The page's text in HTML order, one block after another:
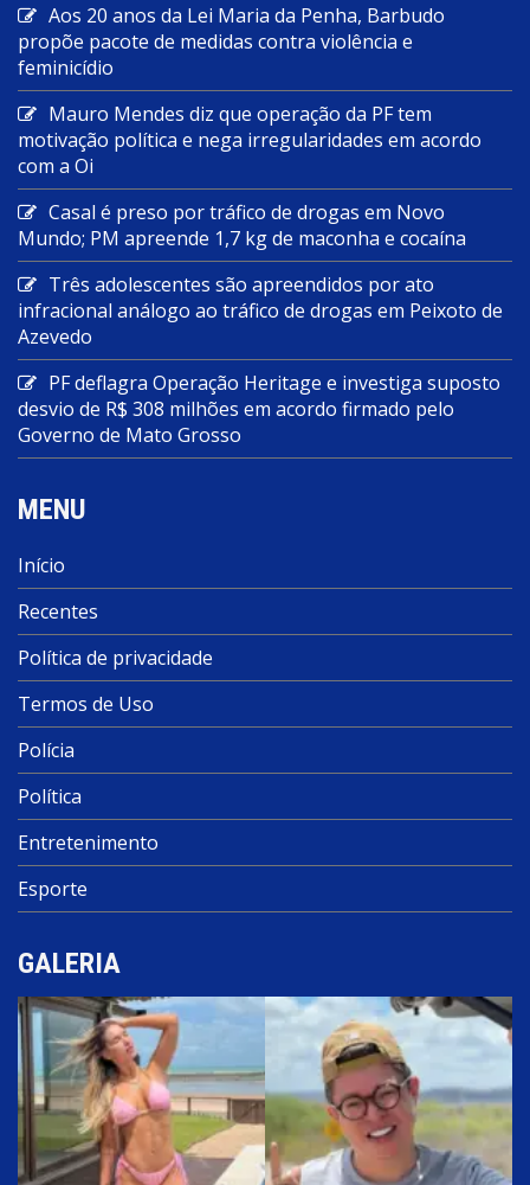
Aos 20 anos da Lei Maria da Penha, Barbudo
propõe pacote de medidas contra violência e
feminicídio
Mauro Mendes diz que operação da PF tem
motivação política e nega irregularidades em acordo
com a Oi
Casal é preso por tráfico de drogas em Novo
Mundo; PM apreende 1,7 kg de maconha e cocaína
Três adolescentes são apreendidos por ato
infracional análogo ao tráfico de drogas em Peixoto de
Azevedo
PF deflagra Operação Heritage e investiga suposto
desvio de R$ 308 milhões em acordo firmado pelo
Governo de Mato Grosso
MENU
Início
Recentes
Política de privacidade
Termos de Uso
Polícia
Política
Entretenimento
Esporte
GALERIA